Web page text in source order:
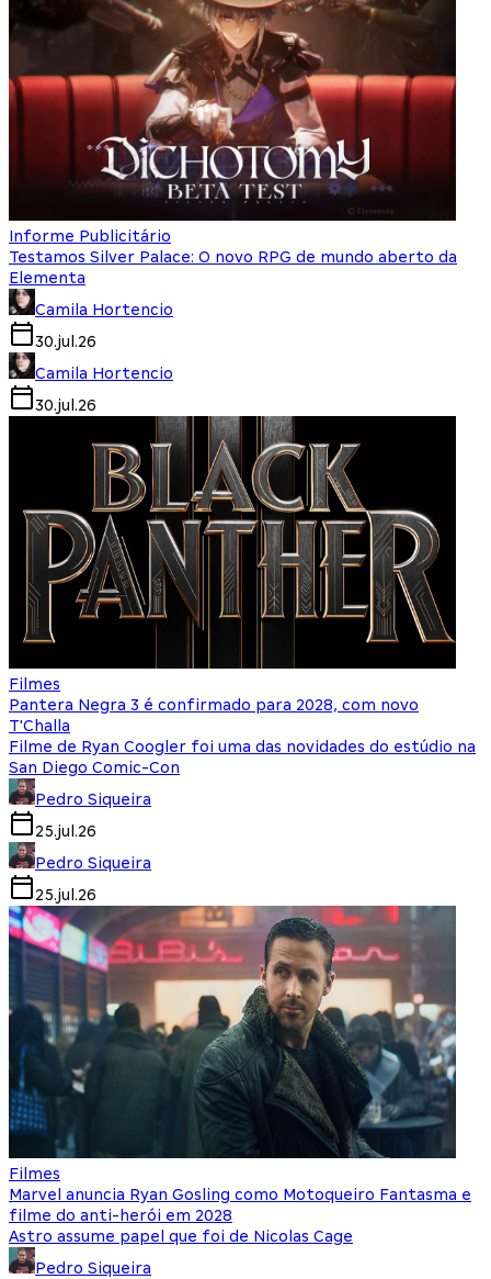
Informe Publicitário
Testamos Silver Palace: O novo RPG de mundo aberto da
Elementa
Camila Hortencio
30.jul.26
Camila Hortencio
30.jul.26
Filmes
Pantera Negra 3 é confirmado para 2028, com novo
T'Challa
Filme de Ryan Coogler foi uma das novidades do estúdio na
San Diego Comic-Con
Pedro Siqueira
25.jul.26
Pedro Siqueira
25.jul.26
Filmes
Marvel anuncia Ryan Gosling como Motoqueiro Fantasma e
filme do anti-herói em 2028
Astro assume papel que foi de Nicolas Cage
Pedro Siqueira